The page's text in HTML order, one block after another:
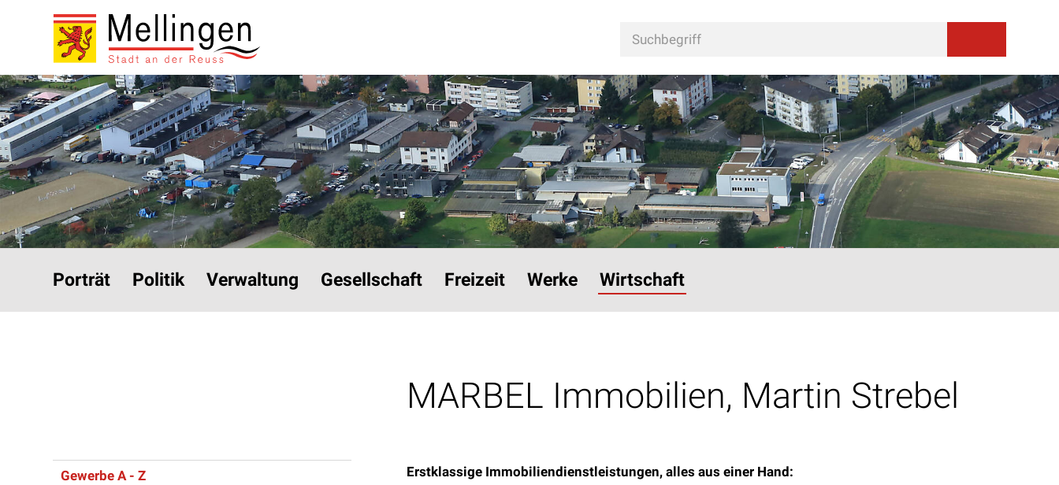
Navigieren in Mellingen
Schnellnavigation
Suchbegriff
Porträt
Politik Verwaltung Gesellschaft Freizeit Werke Wirtschaft
Inhaltsnavigation
Gewerbe A - Z
MARBEL Immobilien, Martin Strebel
Erstklassige Immobiliendienstleistungen, alles aus einer Hand: